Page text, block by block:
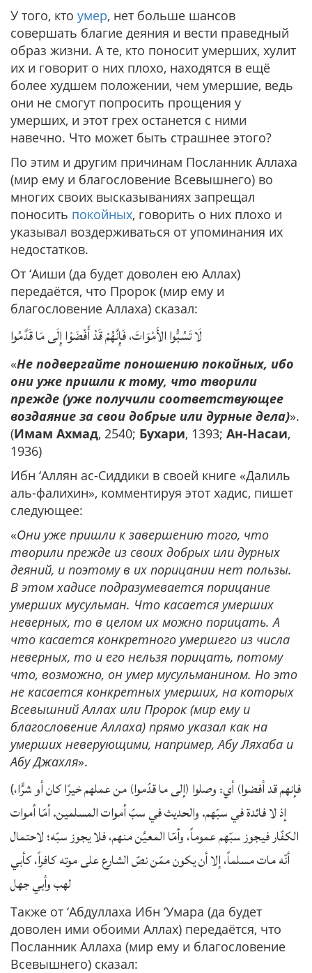
У того, кто умер, нет больше шансов
совершать благие деяния и вести праведный
образ жизни. А те, кто поносит умерших, хулит
их и говорит о них плохо, находятся в ещё
более худшем положении, чем умершие, ведь
они не смогут попросить прощения у
умерших, и этот грех останется с ними
навечно. Что может быть страшнее этого?
По этим и другим причинам Посланник Аллаха
(мир ему и благословение Всевышнего) во
многих своих высказываниях запрещал
поносить покойных, говорить о них плохо и
указывал воздерживаться от упоминания их
недостатков.
От ‘Аиши (да будет доволен ею Аллах)
передаётся, что Пророк (мир ему и
благословение Аллаха) сказал:
لَا تَسُبُّوا الأَمْوَاتَ، فَإِنَّهُمْ قَدْ أَفْضَوْا إِلَى مَا قَدَّمُوا
«Не подвергайте поношению покойных, ибо
они уже пришли к тому, что творили
прежде (уже получили соответствующее
воздаяние за свои добрые или дурные дела)».
(Имам Ахмад, 2540; Бухари, 1393; Ан-Насаи,
1936)
Ибн ‘Аллян ас-Сиддики в своей книге «Далиль
аль-фалихин», комментируя этот хадис, пишет
следующее:
«Они уже пришли к завершению того, что
творили прежде из своих добрых или дурных
деяний, и поэтому в их порицании нет пользы.
В этом хадисе подразумевается порицание
умерших мусульман. Что касается умерших
неверных, то в целом их можно порицать. А
что касается конкретного умершего из числа
неверных, то и его нельзя порицать, потому
что, возможно, он умер мусульманином. Но это
не касается конкретных умерших, на которых
Всевышний Аллах или Пророк (мир ему и
благословение Аллаха) прямо указал как на
умерших неверующими, например, Абу Ляхаба и
Абу Джахля».
(فإنهم قد أفضوا) أي: وصلوا (إلى ما قدّموا) من عملهم خيرًا كان أو شرًّا،
إذ لا فائدة في سبّهم. والحديث في سبّ أموات المسلمين. أمّا أموات
الكفّار فيجوز سبّهم عموماً، وأمّا المعيَّن منهم، فلا يجوز سبّه؛ لاحتمال
أنّه مات مسلماً، إلا أن يكون ممّن نصّ الشارع على موته كافراً، كأبي
لهب وأبي جهل
Также от ‘Абдуллаха Ибн ‘Умара (да будет
доволен ими обоими Аллах) передаётся, что
Посланник Аллаха (мир ему и благословение
Всевышнего) сказал: